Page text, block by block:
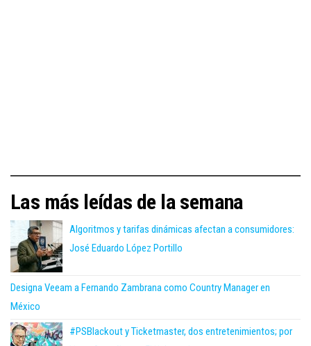
Las más leídas de la semana
Algoritmos y tarifas dinámicas afectan a consumidores:
José Eduardo López Portillo
Designa Veeam a Fernando Zambrana como Country Manager en
México
#PSBlackout y Ticketmaster, dos entretenimientos; por